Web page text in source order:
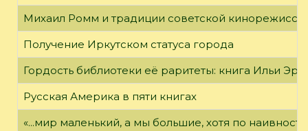
Михаил Ромм и традиции советской
Получение Иркутском статуса города
Гордость библиотеки её раритеты: книга Ильи
Русская Америка в пяти книгах
«...мир маленький, а мы большие, хотя по